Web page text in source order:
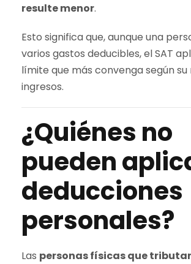
resulte menor.
Esto significa que, aunque una
varios gastos deducibles, el SAT
límite que más convenga según su
ingresos.
¿Quiénes no
pueden
deducciones
personales?
Las personas físicas que